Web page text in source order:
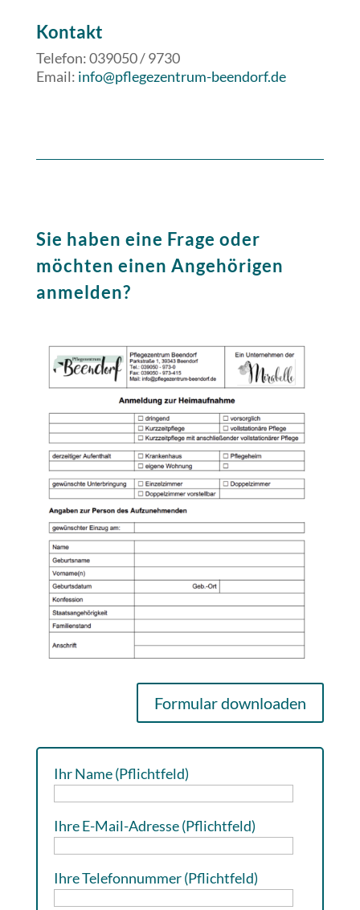
​​Kontakt
Telefon: 039050 / 9730
Email: info@pflegezentrum-beendorf.de
Sie haben eine Frage oder
möchten einen Angehörigen
anmelden?
Formular downloaden
Ihr Name (Pflichtfeld)
Ihre E-Mail-Adresse (Pflichtfeld)
Ihre Telefonnummer (Pflichtfeld)